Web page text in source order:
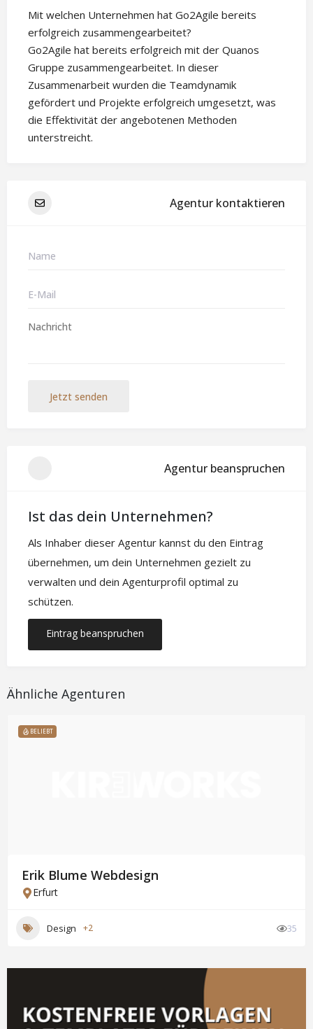
Mit welchen Unternehmen hat Go2Agile bereits
erfolgreich zusammengearbeitet?
Go2Agile hat bereits erfolgreich mit der Quanos
Gruppe zusammengearbeitet. In dieser
Zusammenarbeit wurden die Teamdynamik
gefördert und Projekte erfolgreich umgesetzt, was
die Effektivität der angebotenen Methoden
unterstreicht.
Agentur kontaktieren
Jetzt senden
Agentur beanspruchen
Ist das dein Unternehmen?
Als Inhaber dieser Agentur kannst du den Eintrag
übernehmen, um dein Unternehmen gezielt zu
verwalten und dein Agenturprofil optimal zu
schützen.
Eintrag beanspruchen
Ähnliche Agenturen
BELIEBT
Erik Blume Webdesign
Erfurt
Design +2 35